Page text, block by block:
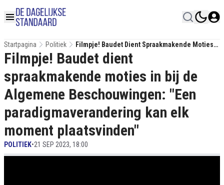
Startpagina Politiek
Filmpje! Baudet Dient Spraakmakende Moties
In Bij De Algemene Beschouwingen: "Een
Paradigmaverandering Kan Elk Moment
Plaatsvinden"
Filmpje! Baudet dient
spraakmakende moties in bij de
Algemene Beschouwingen: "Een
paradigmaverandering kan elk
moment plaatsvinden"
POLITIEK•21 SEP 2023, 18:00